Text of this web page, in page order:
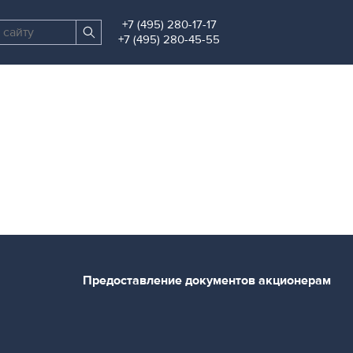
Поиск
по
Найти
+7 (495) 280-17-17
+7 (495) 280-45-55
Предоставление документов акционерам